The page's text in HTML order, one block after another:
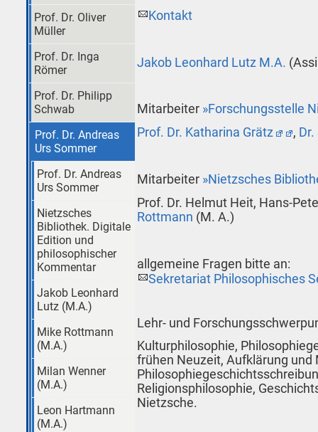
Kontakt
Jakob Leonhard Lutz M.A.
Mitarbeiter »Forschungsstelle
Prof. Dr. Katharina Grätz
,
Mitarbeiter »Nietzsches
Prof. Dr. Helmut Heit, Hans-
Rottmann (M. A.)
allgemeine Fragen bitte an:
Sekretariat Philosophisches
Lehr- und
Kulturphilosophie,
frühen Neuzeit, Aufklärung und
Religionsphilosophie,
Nietzsche.
Prof. Dr. Oliver
Müller
Prof. Dr. Inga
Römer
Prof. Dr. Philipp
Schwab
Prof. Dr. Andreas
Urs Sommer
Prof. Dr. Andreas
Urs Sommer
Nietzsches
Bibliothek. Digitale
Edition und
philosophischer
Kommentar
Jakob Leonhard
Lutz (M.A.)
Mike Rottmann
(M.A.)
Milan Wenner
(M.A.)
Leon Hartmann
(M.A.)